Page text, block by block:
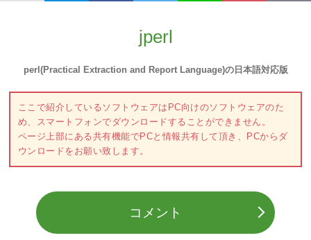
jperl
perl(Practical Extraction and Report Language)の日本語対応版
ここで紹介しているソフトウェアはPC向けのソフトウェアのた
め、スマートフォンでダウンロードすることができません。
ページ上部にある共有機能でPCと情報共有して頂き、PCからダ
ウンロードをお願い致します。
コメント